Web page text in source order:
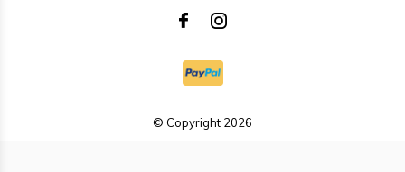
© Copyright 2026